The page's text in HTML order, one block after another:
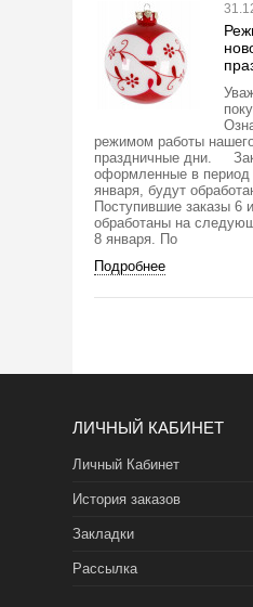
режимом работы
праздничные дни.
оформленные в период
января, будут
Поступившие заказы 6
обработаны на
8 января. По
Подробнее
ЛИЧНЫЙ КАБИНЕТ
Личный Кабинет
История заказов
Закладки
Рассылка